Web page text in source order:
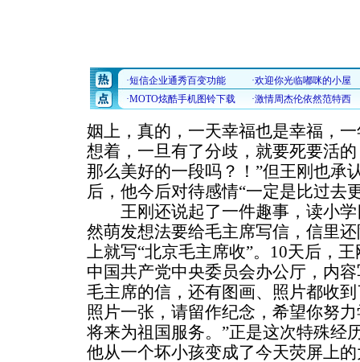
姻上，真的，一天幸福也是幸福，
想着，一旦有了分歧，就要死要活
那么美好的一段吗？！”但王刚也承
后，他今后对待感情“一定是比过去
王刚还说起了一件趣事，读小学
然萌发想法要给毛主席写信，信里
上就写“北京毛主席收”。10天后，
中国共产党中央委员会办公厅，内
毛主席的信，还有图画、照片都收
照片一张，请留作纪念，希望你努
将来为祖国服务。”正是这次特殊经
他从一个坏小孩变成了今天荧屏上